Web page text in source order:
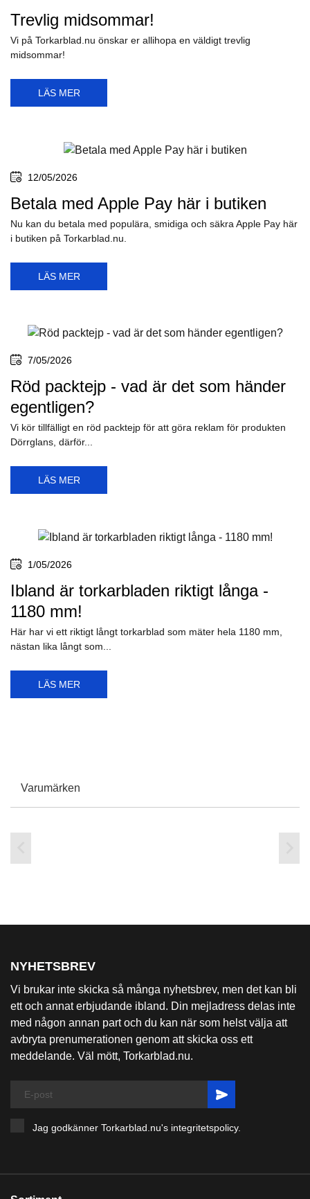
Trevlig midsommar!
Vi på Torkarblad.nu önskar er allihopa en väldigt trevlig
midsommar!
LÄS MER
12/05/2026
Betala med Apple Pay här i butiken
Nu kan du betala med populära, smidiga och säkra Apple Pay här
i butiken på Torkarblad.nu.
LÄS MER
7/05/2026
Röd packtejp - vad är det som händer
egentligen?
Vi kör tillfälligt en röd packtejp för att göra reklam för produkten
Dörrglans, därför...
LÄS MER
1/05/2026
Ibland är torkarbladen riktigt långa -
1180 mm!
Här har vi ett riktigt långt torkarblad som mäter hela 1180 mm,
nästan lika långt som...
LÄS MER
Varumärken
NYHETSBREV
Vi brukar inte skicka så många nyhetsbrev, men det kan bli
ett och annat erbjudande ibland. Din mejladress delas inte
med någon annan part och du kan när som helst välja att
avbryta prenumerationen genom att skicka oss ett
meddelande. Väl mött, Torkarblad.nu.
Jag godkänner Torkarblad.nu's integritetspolicy.